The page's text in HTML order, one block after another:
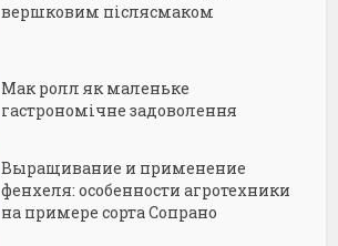
вершковим післясмаком
Мак ролл як маленьке
гастрономічне задоволення
Выращивание и применение
фенхеля: особенности агротехники
на примере сорта Сопрано